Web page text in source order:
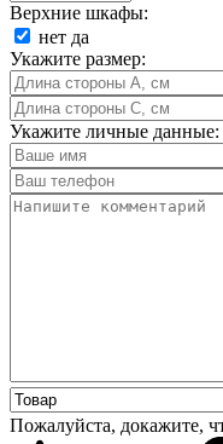
Верхние шкафы:
нет да
Укажите размер:
Укажите личные данные:
Пожалуйста, докажите,